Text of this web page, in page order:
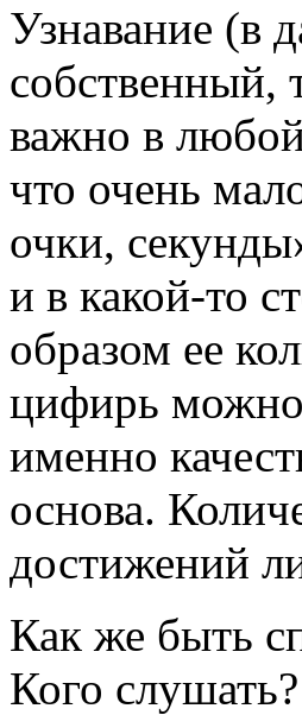
Узнавание (в
собственный,
важно в
что очень
очки,
и в какой-то
образом ее
цифирь можно
именно
основа.
достижений
Как же быть
Кого слушать?